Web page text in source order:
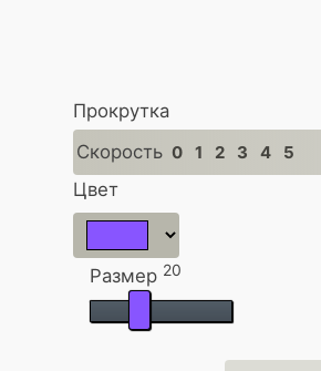
Прокрутка
Скорость 0 1 2 3 4 5
Цвет
Размер 20